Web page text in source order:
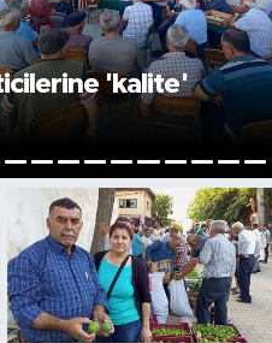
'kalite'
121314151617 181920